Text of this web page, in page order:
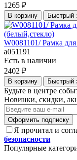
1265 ₽
В корзину Быстрый
W0081101/ Рамка
a051191
Есть в наличии
2402 ₽
В корзину Быстрый
Будьте в центре
Новинки, скидки,
Оформить подписку
Я прочитал и
безопасности
Популярные